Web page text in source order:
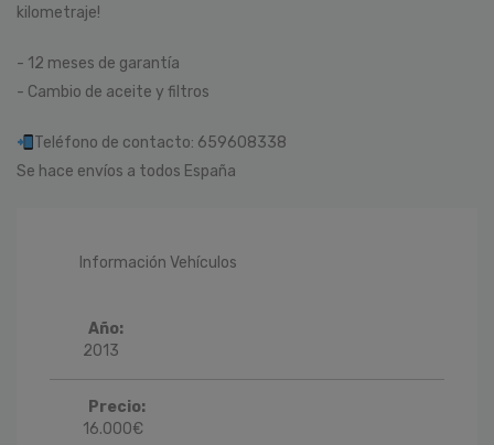
kilometraje!
- 12 meses de garantía
- Cambio de aceite y filtros
Teléfono de contacto: 659608338
Se hace envíos a todos España
Información Vehículos
Año:
2013
Precio:
16.000€